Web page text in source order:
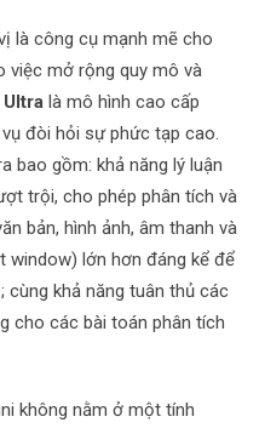
là công cụ mạnh mẽ cho
việc mở rộng quy mô và
là mô hình cao cấp
đòi hỏi sự phức tạp cao.
bao gồm: khả năng lý luận
trội, cho phép phân tích và
bản, hình ảnh, âm thanh và
window) lớn hơn đáng kể để
cùng khả năng tuân thủ các
cho các bài toán phân tích
không nằm ở một tính